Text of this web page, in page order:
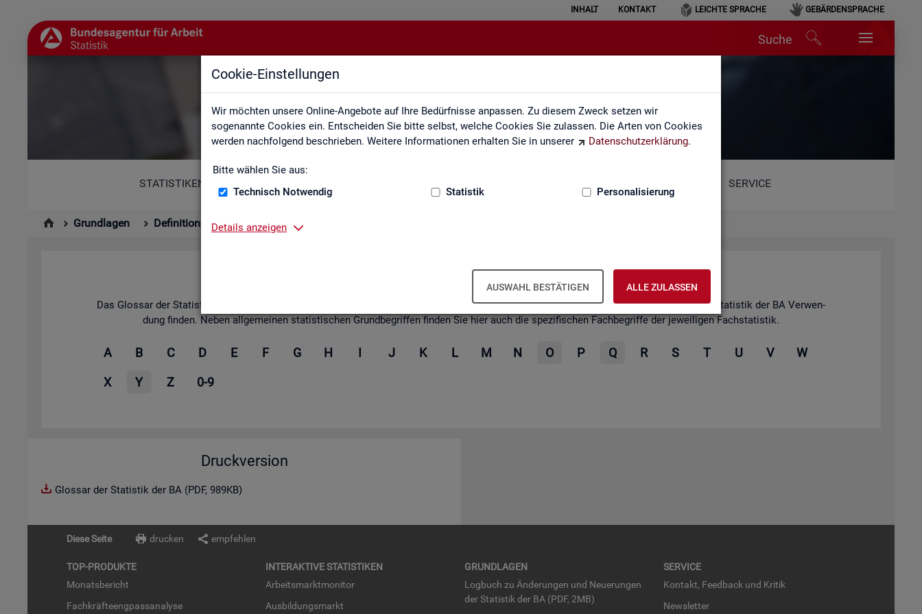
Cookie-Einstellungen
Wir möchten unsere Online-Angebote auf Ihre Bedürfnisse anpassen. Zu diesem Zweck setzen wir
sogenannte Cookies ein. Entscheiden Sie bitte selbst, welche Cookies Sie zulassen. Die Arten von Cookies
werden nachfolgend beschrieben. Weitere Informationen erhalten Sie in unserer
Datenschutzerklärung.
Bitte wählen Sie aus:
Technisch Notwendig
Statistik Personalisierung
Details anzeigen
AUSWAHL BESTÄTIGEN ALLE ZULASSEN
INHALT KONTAKT LEICHTE SPRACHE GEBÄRDENSPRACHE
Suche
Glossar
STATISTIKEN SERVICE
Grundlagen Definitionen Glossar
Glos­sar
Das Glos­sar der Sta­tis­tik der BA ent­hält Er­läu­te­run­gen zu allen sta­tis­tisch re­le­van­ten Be­grif­fen, die in den ver­schie­de­nen Pro­duk­ten der Sta­tis­tik der BA Ver­wen­
dung fin­den. Neben all­ge­mei­nen sta­tis­ti­schen Grund­be­grif­fen fin­den Sie hier auch die spe­zi­fi­schen Fach­be­grif­fe der je­wei­li­gen Fach­sta­tis­tik.
A B C D E F G H I J K L M N O P Q R S T U V W
X Y Z 0-9
Druckversion
Glossar der Statistik der BA (PDF, 989KB)
Diese Seite drucken empfehlen
TOP-PRO­DUK­TE
Mo­nats­be­richt
Fach­kräf­te­eng­pass­ana­ly­se
IN­TER­AK­TI­VE STA­TIS­TI­KEN
Ar­beits­markt­mo­ni­tor
Aus­bil­dungs­markt
GRUND­LA­GEN
Log­buch zu Än­de­run­gen und Neue­run­gen
der Sta­tis­tik der BA (PDF, 2MB)
SER­VICE
Kon­takt, Feed­back und Kri­tik
News­let­ter